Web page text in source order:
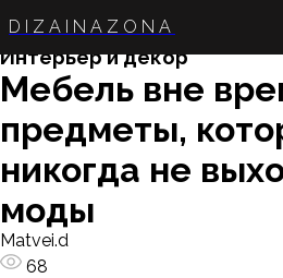
DIZAINAZONA
Интерьер и декор
Интерьер и декор
Мебель вне
предметы,
никогда не
моды
Matvei.d
68